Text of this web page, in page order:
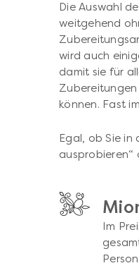
Die Auswahl
weitgehend
wird auch
damit sie für
können. Fast
Egal, ob Sie in
ausprobieren“
Im